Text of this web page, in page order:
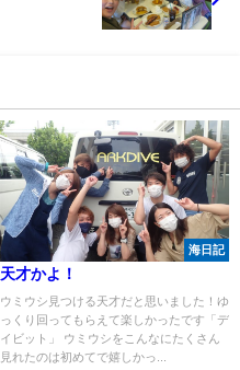
海日記
天才かよ！
ウミウシ見つける天才だと思いました！ゆ
っくり回ってもらえて楽しかったです「デ
イビット」 ウミウシをこんなにたくさん
見れたのは初めてで嬉しかっ...